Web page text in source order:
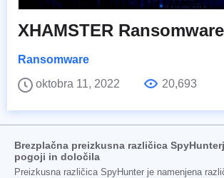
XHAMSTER Ransomware
Ransomware
oktobra 11, 2022
20,693
Brezplačna preizkusna različica
pogoji in določila
Preizkusna različica SpyHunter je namenjena